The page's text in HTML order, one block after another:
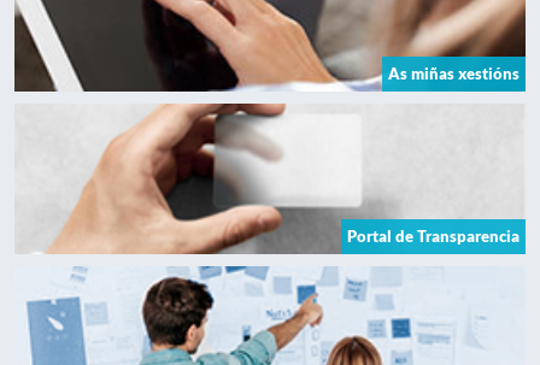
As miñas xestións
Portal de Transparencia